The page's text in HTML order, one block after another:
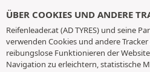
ÜBER COOKIES UND ANDERE
Reifenleader.at (AD TYRES) und seine
verwenden Cookies und andere
reibungslose Funktionieren der
Navigation zu erleichtern, statistische